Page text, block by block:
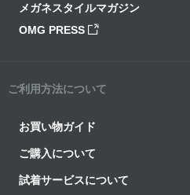
メガネスタイルマガジン
OMG PRESS
ご利用方法について
お買い物ガイド
ご購入について
試着サービスについて